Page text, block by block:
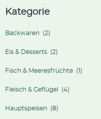
Kategorie
Backwaren (2)
Eis & Desserts (2)
Fisch & Meeresfrüchte (1)
Fleisch & Geflügel (4)
Hauptspeisen (8)